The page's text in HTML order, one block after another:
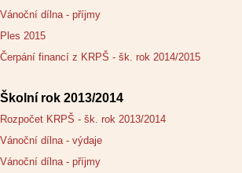
Vánoční dílna - příjmy
Ples 2015
Čerpání financí z KRPŠ - šk. rok 2014/2015
Školní rok 2013/2014
Rozpočet KRPŠ - šk. rok 2013/2014
Vánoční dílna - výdaje
Vánoční dílna - příjmy